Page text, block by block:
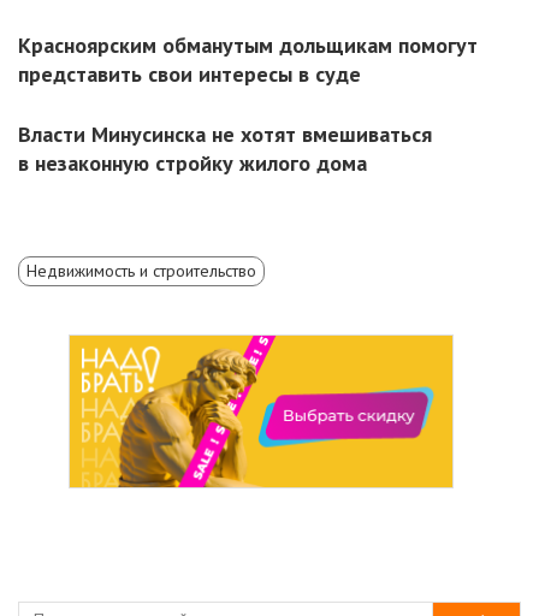
Красноярским обманутым дольщикам помогут
представить свои интересы в суде
Власти Минусинска не хотят вмешиваться
в незаконную стройку жилого дома
Недвижимость и строительство